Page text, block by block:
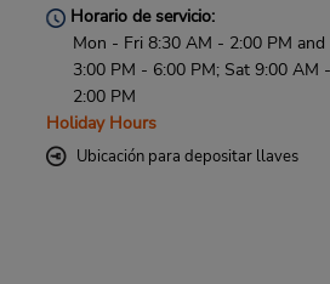
Horario de servicio:
Mon - Fri 8:30 AM - 2:00 PM and
3:00 PM - 6:00 PM; Sat 9:00 AM -
2:00 PM
Holiday Hours
Ubicación para depositar llaves